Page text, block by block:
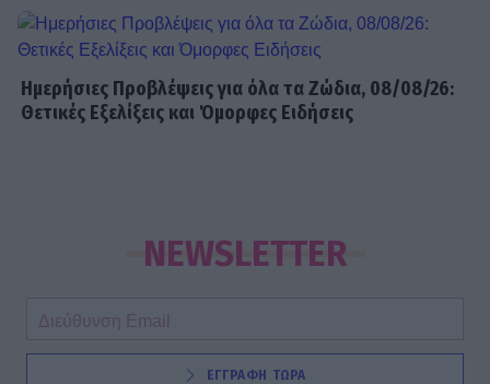
Κρατερός Κατσούλης: Ήταν μια
διαδρομή που επέλεξα για να βρω
τρόπους επικοινωνίας και
συνεννόησης
Ημερήσιες Προβλέψεις για όλα τα Ζώδια, 08/08/26:
Θετικές Εξελίξεις και Όμορφες Ειδήσεις
NEWSLETTER
ΕΓΓΡΑΦΗ ΤΩΡΑ